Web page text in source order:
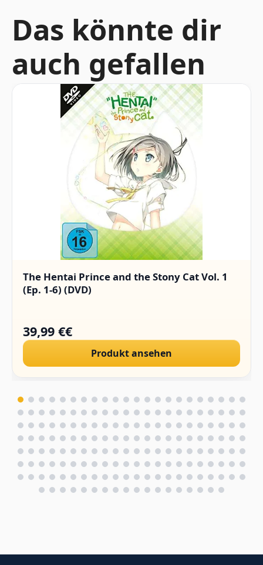
Das könnte dir
auch gefallen
The Hentai Prince and the Stony Cat Vol. 1
(Ep. 1-6) (DVD)
39,99 €€
Produkt ansehen